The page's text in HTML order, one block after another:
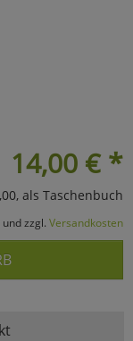
14,00 € *
als Taschenbuch
zzgl. Versandkosten